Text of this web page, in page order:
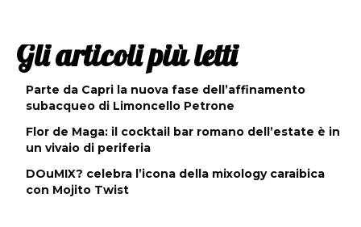
Gli articoli più letti
Parte da Capri la nuova fase dell’affinamento
subacqueo di Limoncello Petrone
Flor de Maga: il cocktail bar romano dell’estate è in
un vivaio di periferia
DOuMIX? celebra l’icona della mixology caraibica
con Mojito Twist